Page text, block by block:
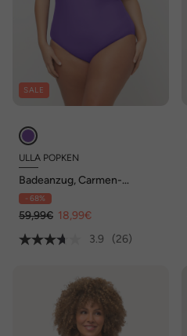
SALE
ULLA POPKEN
Badeanzug, Carmen-
Ausschnitt, Softcups, Träger
abnehmbar
- 68%
59,99€ 18,99€
3.9
(26)